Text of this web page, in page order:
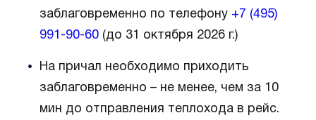
заблаговременно по телефону +7 (495)
991-90-60(до 31 октября 2026 г.)
На причал необходимо приходить
заблаговременно – не менее, чем за 10
мин до отправления теплохода в рейс.